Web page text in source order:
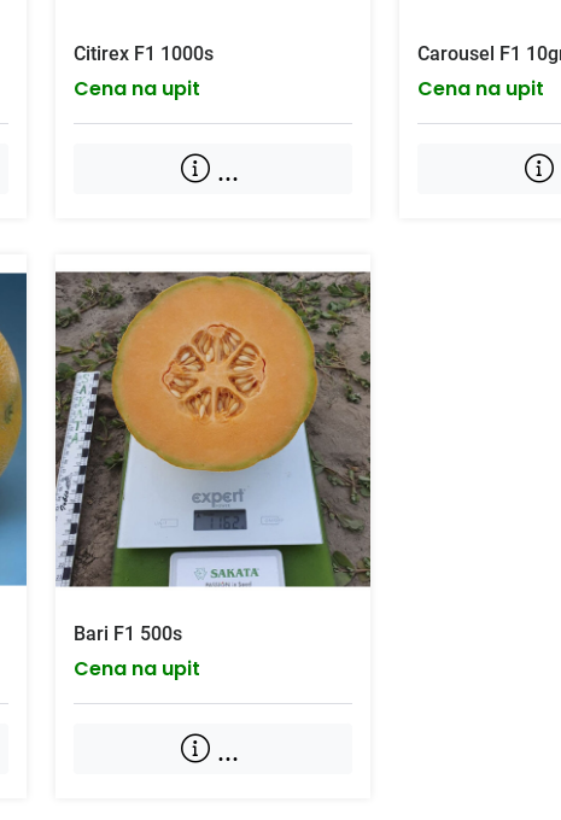
Citirex F1 1000s
Cena na upit
...
Carousel F1
Cena na upit
Bari F1 500s
Cena na upit
...